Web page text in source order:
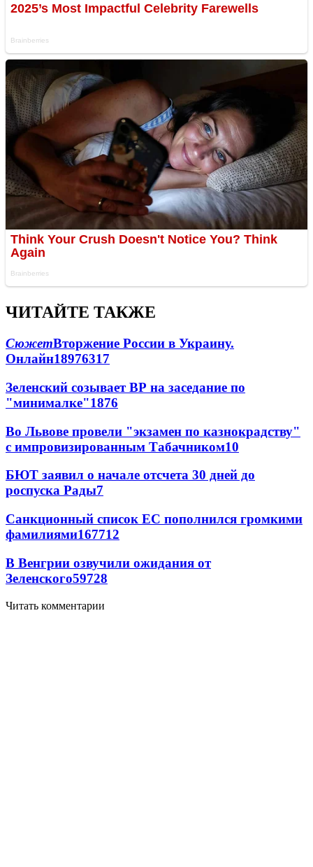
ЧИТАЙТЕ ТАКЖЕ
СюжетВторжение России в Украину.
Онлайн18976317
Зеленский созывает ВР на заседание по
"минималке"1876
Во Львове провели "экзамен по казнокрадству"
с импровизированным Табачником10
БЮТ заявил о начале отсчета 30 дней до
роспуска Рады7
Санкционный список ЕС пополнился громкими
фамилиями167712
В Венгрии озвучили ожидания от
Зеленского59728
Читать комментарии